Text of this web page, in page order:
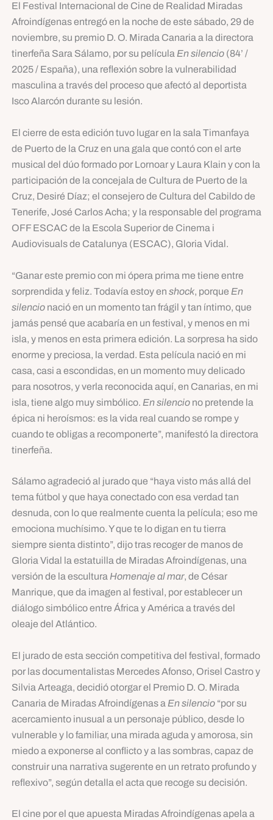
El Festival Internacional de Cine de Realidad Miradas
Afroindígenas entregó en la noche de este sábado, 29 de
noviembre, su premio D. O. Mirada Canaria a la directora
tinerfeña Sara Sálamo, por su películaEn silencio(84’ /
2025 / España), una reflexión sobre la vulnerabilidad
masculina a través del proceso que afectó al deportista
Isco Alarcón durante su lesión.
El cierre de esta edición tuvo lugar en la sala Timanfaya
de Puerto de la Cruz en una gala que contó con el arte
musical del dúo formado por Lornoar y Laura Klain y con la
participación de la concejala de Cultura de Puerto de la
Cruz, Desiré Díaz; el consejero de Cultura del Cabildo de
Tenerife, José Carlos Acha; y la responsable del programa
OFF ESCAC de la Escola Superior de Cinema i
Audiovisuals de Catalunya (ESCAC), Gloria Vidal.
“Ganar este premio con mi ópera prima me tiene entre
sorprendida y feliz. Todavía estoy en shock, porque En
silencionació en un momento tan frágil y tan íntimo, que
jamás pensé que acabaría en un festival, y menos en mi
isla, y menos en esta primera edición. La sorpresa ha sido
enorme y preciosa, la verdad. Esta película nació en mi
casa, casi a escondidas, en un momento muy delicado
para nosotros, y verla reconocida aquí, en Canarias, en mi
isla, tiene algo muy simbólico. En silenciono pretende la
épica ni heroísmos: es la vida real cuando se rompe y
cuando te obligas a recomponerte”, manifestó la directora
tinerfeña.
Sálamo agradeció al jurado que “haya visto más allá del
tema fútbol y que haya conectado con esa verdad tan
desnuda, con lo que realmente cuenta la película; eso me
emociona muchísimo. Y que te lo digan en tu tierra
siempre sienta distinto”, dijo tras recoger de manos de
Gloria Vidal la estatuilla de Miradas Afroindígenas, una
versión de la escultura Homenaje al mar, de César
Manrique, que da imagen al festival, por establecer un
diálogo simbólico entre África y América a través del
oleaje del Atlántico.
El jurado de esta sección competitiva del festival, formado
por las documentalistas Mercedes Afonso, Orisel Castro y
Silvia Arteaga, decidió otorgar el Premio D. O. Mirada
Canaria de Miradas Afroindígenas a En silencio“por su
acercamiento inusual a un personaje público, desde lo
vulnerable y lo familiar, una mirada aguda y amorosa, sin
miedo a exponerse al conflicto y a las sombras, capaz de
construir una narrativa sugerente en un retrato profundo y
reflexivo”, según detalla el acta que recoge su decisión.
El cine por el que apuesta Miradas Afroindígenas apela a